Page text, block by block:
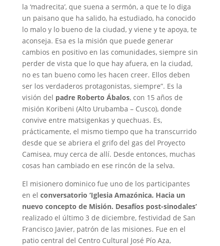
la ‘madrecita’, que suena a sermón, a que te lo diga
un paisano que ha salido, ha estudiado, ha conocido
lo malo y lo bueno de la ciudad, y viene y te apoya, te
aconseja. Esa es la misión que puede generar
cambios en positivo en las comunidades, siempre sin
perder de vista que lo que hay afuera, en la ciudad,
no es tan bueno como les hacen creer. Ellos deben
ser los verdaderos protagonistas, siempre”. Es la
visión del padre Roberto Ábalos, con 15 años de
misión Koribeni (Alto Urubamba – Cusco), donde
convive entre matsigenkas y quechuas. Es,
prácticamente, el mismo tiempo que ha transcurrido
desde que se abriera el grifo del gas del Proyecto
Camisea, muy cerca de allí. Desde entonces, muchas
cosas han cambiado en ese rincón de la selva.
El misionero dominico fue uno de los participantes
en el conversatorio ‘Iglesia Amazónica. Hacia un
nuevo concepto de Misión. Desafíos post-sinodales’
realizado el último 3 de diciembre, festividad de San
Francisco Javier, patrón de las misiones. Fue en el
patio central del Centro Cultural José Pío Aza,